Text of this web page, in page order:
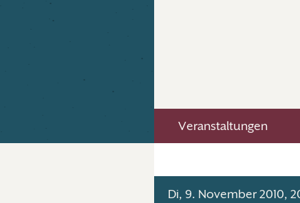
Veranstaltungen
Di, 9. November 2010,